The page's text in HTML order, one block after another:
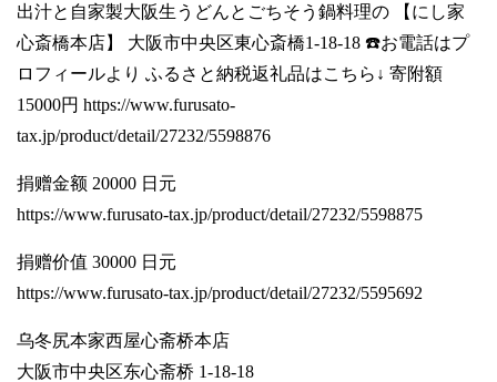
出汁と自家製大阪生うどんとごちそう鍋料理の 【にし家
心斎橋本店】 大阪市中央区東心斎橋1-18-18 ☎️お電話はプ
ロフィールより ふるさと納税返礼品はこちら↓ 寄附額
15000円 https://www.furusato-
tax.jp/product/detail/27232/5598876
捐赠金额 20000 日元
https://www.furusato-tax.jp/product/detail/27232/5598875
捐赠价值 30000 日元
https://www.furusato-tax.jp/product/detail/27232/5595692
乌冬尻本家西屋心斋桥本店
大阪市中央区东心斋桥 1-18-18